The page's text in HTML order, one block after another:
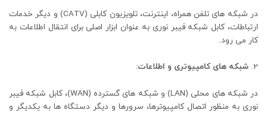
در شبکه ‌های تلفن همراه، اینترنت، تلویزیون کابلی (CATV) و دیگر خدمات
ارتباطات، کابل شبکه فیبر نوری به عنوان ابزار اصلی برای انتقال اطلاعات به
کار می ‌رود.
شبکه ‌های کامپیوتری و اطلاعات:
در شبکه‌ های محلی (LAN) و شبکه‌ های گسترده (WAN)، کابل شبکه فیبر
نوری به منظور اتصال کامپیوترها، سرورها و دیگر دستگاه ‌ها به یکدیگر و